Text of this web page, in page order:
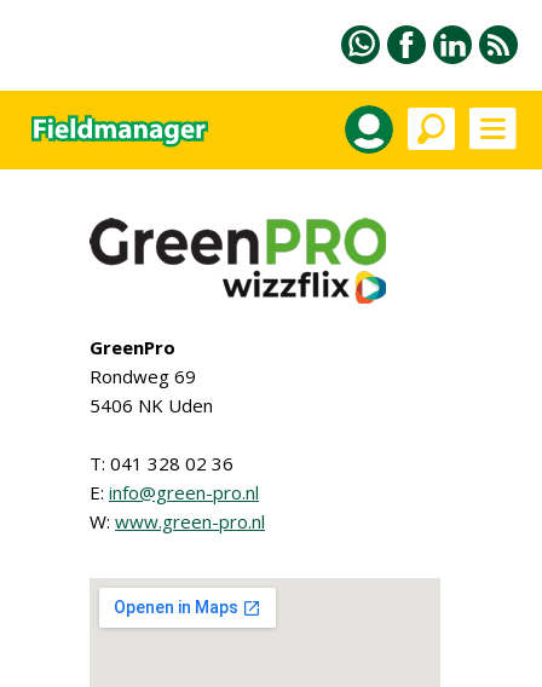
GreenPro
Rondweg 69
5406 NK Uden
T: 041 328 02 36
E: info@green-pro.nl
W: www.green-pro.nl